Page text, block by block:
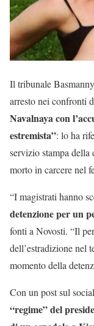
Il tribunale
arresto nei confronti
Navalnaya con
estremista”: lo ha
servizio stampa
morto in carcere nel
“I magistrati hanno
detenzione per un
fonti a Novosti. “Il
dell’estradizione nel
momento della
Con un post sul
“regime” del